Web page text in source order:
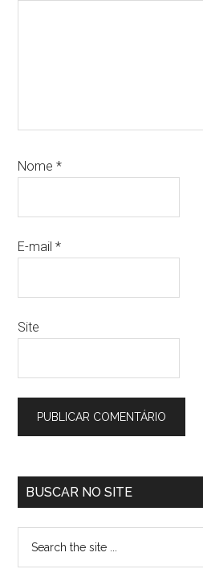
Nome*
E-mail*
Site
Sidebar
primária
BUSCAR NO SITE